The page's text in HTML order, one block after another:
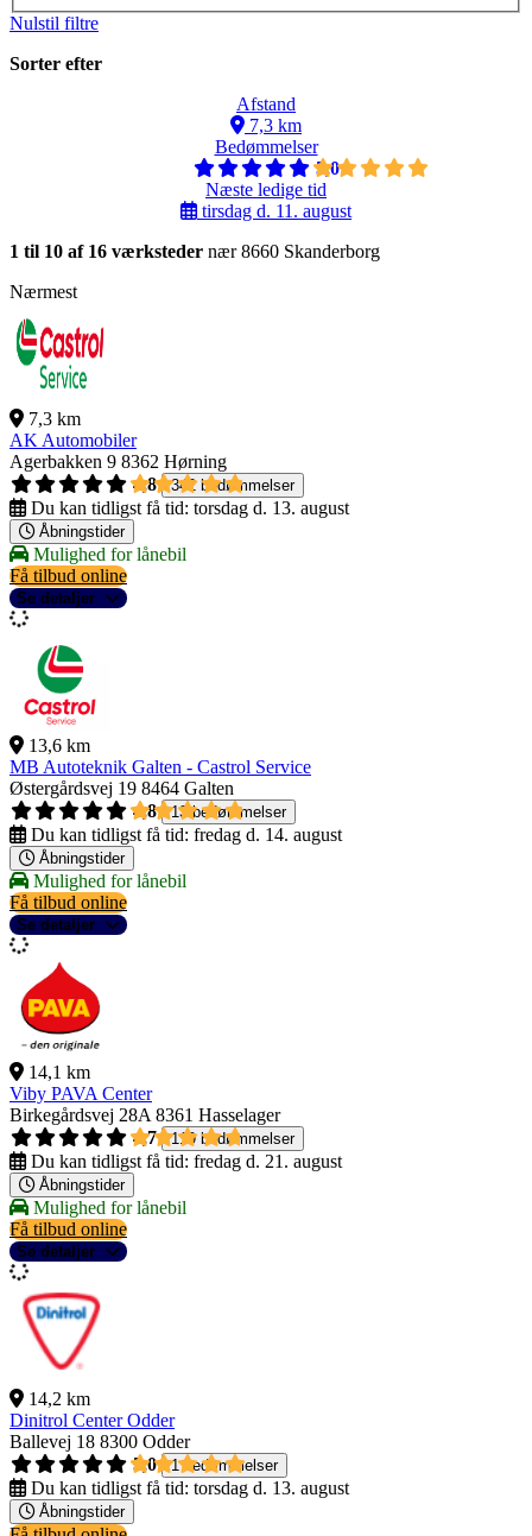
Nulstil filtre
Sorter efter
Afstand
7,3 km
Bedømmelser
5,0
Næste ledige tid
tirsdag d. 11. august
1 til 10 af 16 værksteder nær 8660 Skanderborg
Nærmest
7,3 km
AK Automobiler
Agerbakken 9 8362 Hørning
4,8
342 bedømmelser
Du kan tidligst få tid: torsdag d. 13. august
Åbningstider
Mulighed for lånebil
Få tilbud online
Se detaljer
13,6 km
MB Autoteknik Galten - Castrol Service
Østergårdsvej 19 8464 Galten
4,8
13 bedømmelser
Du kan tidligst få tid: fredag d. 14. august
Åbningstider
Mulighed for lånebil
Få tilbud online
Se detaljer
14,1 km
Viby PAVA Center
Birkegårdsvej 28A 8361 Hasselager
4,7
119 bedømmelser
Du kan tidligst få tid: fredag d. 21. august
Åbningstider
Mulighed for lånebil
Få tilbud online
Se detaljer
14,2 km
Dinitrol Center Odder
Ballevej 18 8300 Odder
5,0
1 bedømmelser
Du kan tidligst få tid: torsdag d. 13. august
Åbningstider